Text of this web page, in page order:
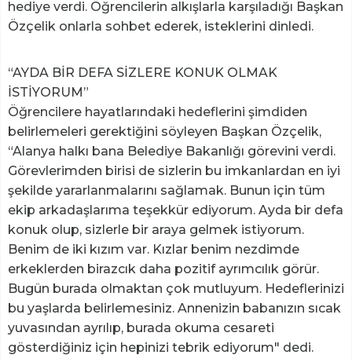
hediye verdi. Öğrencilerin alkışlarla karşıladığı Başkan
Özçelik onlarla sohbet ederek, isteklerini dinledi.
“AYDA BİR DEFA SİZLERE KONUK OLMAK
İSTİYORUM”
Öğrencilere hayatlarındaki hedeflerini şimdiden
belirlemeleri gerektiğini söyleyen Başkan Özçelik,
“Alanya halkı bana Belediye Bakanlığı görevini verdi.
Görevlerimden birisi de sizlerin bu imkanlardan en iyi
şekilde yararlanmalarını sağlamak. Bunun için tüm
ekip arkadaşlarıma teşekkür ediyorum. Ayda bir defa
konuk olup, sizlerle bir araya gelmek istiyorum.
Benim de iki kızım var. Kızlar benim nezdimde
erkeklerden birazcık daha pozitif ayrımcılık görür.
Bugün burada olmaktan çok mutluyum. Hedeflerinizi
bu yaşlarda belirlemesiniz. Annenizin babanızın sıcak
yuvasından ayrılıp, burada okuma cesareti
gösterdiğiniz için hepinizi tebrik ediyorum" dedi.